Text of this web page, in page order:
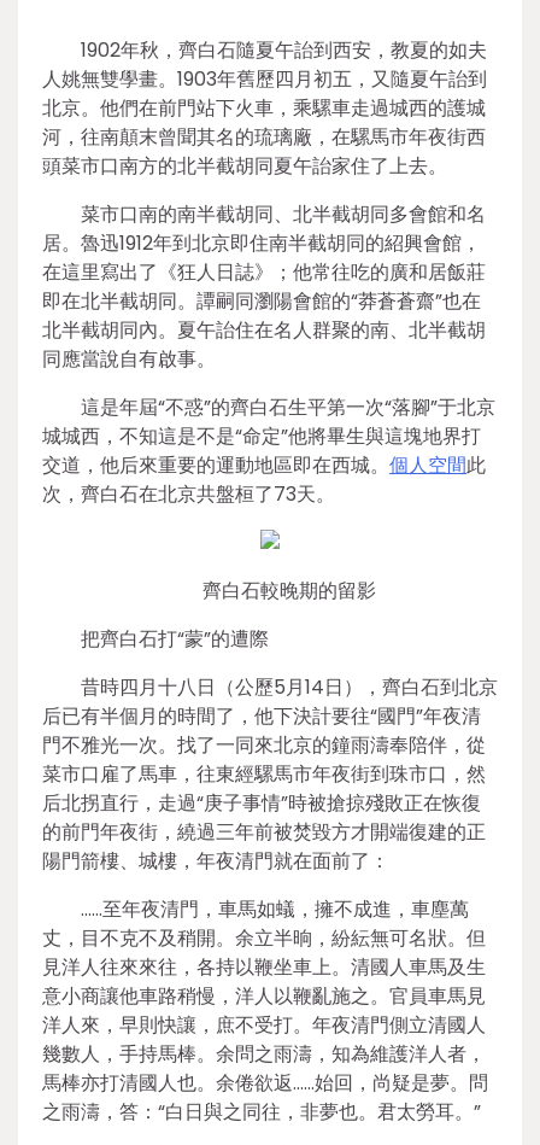
1902年秋，齊白石隨夏午詒到西安，教夏的如夫
人姚無雙學畫。1903年舊歷四月初五，又隨夏午詒到
北京。他們在前門站下火車，乘騾車走過城西的護城
河，往南顛末曾聞其名的琉璃廠，在騾馬市年夜街西
頭菜市口南方的北半截胡同夏午詒家住了上去。
菜市口南的南半截胡同、北半截胡同多會館和名
居。魯迅1912年到北京即住南半截胡同的紹興會館，
在這里寫出了《狂人日誌》；他常往吃的廣和居飯莊
即在北半截胡同。譚嗣同瀏陽會館的“莽蒼蒼齋”也在
北半截胡同內。夏午詒住在名人群聚的南、北半截胡
同應當說自有啟事。
這是年屆“不惑”的齊白石生平第一次“落腳”于北京
城城西，不知這是不是“命定”他將畢生與這塊地界打
交道，他后來重要的運動地區即在西城。 個人空間此
次，齊白石在北京共盤桓了73天。
齊白石較晚期的留影
把齊白石打“蒙”的遭際
昔時四月十八日（公歷5月14日），齊白石到北京
后已有半個月的時間了，他下決計要往“國門”年夜清
門不雅光一次。找了一同來北京的鐘雨濤奉陪伴，從
菜市口雇了馬車，往東經騾馬市年夜街到珠市口，然
后北拐直行，走過“庚子事情”時被搶掠殘敗正在恢復
的前門年夜街，繞過三年前被焚毀方才開端復建的正
陽門箭樓、城樓，年夜清門就在面前了：
……至年夜清門，車馬如蟻，擁不成進，車塵萬
丈，目不克不及稍開。余立半晌，紛紜無可名狀。但
見洋人往來來往，各持以鞭坐車上。清國人車馬及生
意小商讓他車路稍慢，洋人以鞭亂施之。官員車馬見
洋人來，早則快讓，庶不受打。年夜清門側立清國人
幾數人，手持馬棒。余問之雨濤，知為維護洋人者，
馬棒亦打清國人也。余倦欲返……始回，尚疑是夢。問
之雨濤，答：“白日與之同往，非夢也。君太勞耳。”